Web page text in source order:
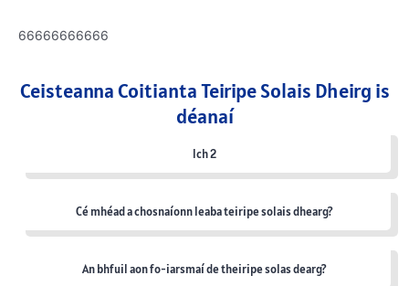
66666666666
Ceisteanna Coitianta Teiripe Solais Dheirg is
déanaí
lch 2
Cé mhéad a chosnaíonn leaba teiripe solais dhearg?
An bhfuil aon fo-iarsmaí de theiripe solas dearg?